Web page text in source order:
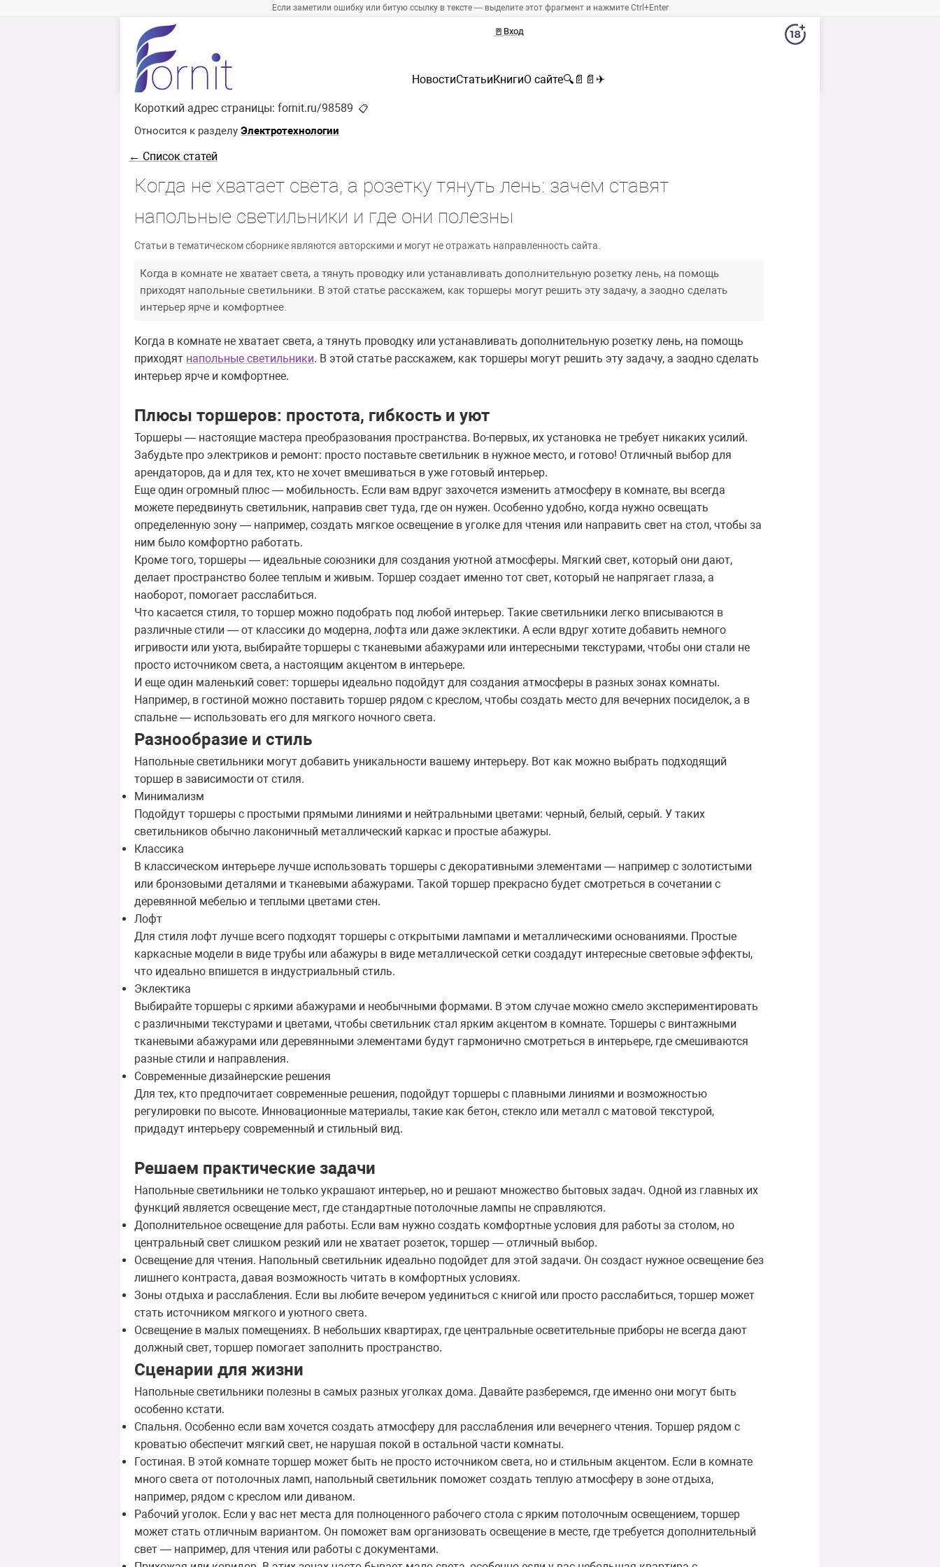
Если заметили ошибку или битую ссылку в тексте — выделите этот фрагмент и нажмите Ctrl+Enter
🚪 Вход
НовостиСтатьиКнигиО сайте🔍 📄 📄 ✈
Короткий адрес страницы: fornit.ru/98589 📋
Относится к разделу Электротехнологии
← Список статей
Когда не хватает света, а розетку тянуть лень: зачем ставят
напольные светильники и где они полезны
Статьи в тематическом сборнике являются авторскими и могут не отражать направленность сайта.
Когда в комнате не хватает света, а тянуть проводку или устанавливать дополнительную розетку лень, на помощь
приходят напольные светильники. В этой статье расскажем, как торшеры могут решить эту задачу, а заодно сделать
интерьер ярче и комфортнее.
Когда в комнате не хватает света, а тянуть проводку или устанавливать дополнительную розетку лень, на помощь
приходят напольные светильники. В этой статье расскажем, как торшеры могут решить эту задачу, а заодно сделать
интерьер ярче и комфортнее.
Плюсы торшеров: простота, гибкость и уют
Торшеры — настоящие мастера преобразования пространства. Во-первых, их установка не требует никаких усилий.
Забудьте про электриков и ремонт: просто поставьте светильник в нужное место, и готово! Отличный выбор для
арендаторов, да и для тех, кто не хочет вмешиваться в уже готовый интерьер.
Еще один огромный плюс — мобильность. Если вам вдруг захочется изменить атмосферу в комнате, вы всегда
можете передвинуть светильник, направив свет туда, где он нужен. Особенно удобно, когда нужно освещать
определенную зону — например, создать мягкое освещение в уголке для чтения или направить свет на стол, чтобы за
ним было комфортно работать.
Кроме того, торшеры — идеальные союзники для создания уютной атмосферы. Мягкий свет, который они дают,
делает пространство более теплым и живым. Торшер создает именно тот свет, который не напрягает глаза, а
наоборот, помогает расслабиться.
Что касается стиля, то торшер можно подобрать под любой интерьер. Такие светильники легко вписываются в
различные стили — от классики до модерна, лофта или даже эклектики. А если вдруг хотите добавить немного
игривости или уюта, выбирайте торшеры с тканевыми абажурами или интересными текстурами, чтобы они стали не
просто источником света, а настоящим акцентом в интерьере.
И еще один маленький совет: торшеры идеально подойдут для создания атмосферы в разных зонах комнаты.
Например, в гостиной можно поставить торшер рядом с креслом, чтобы создать место для вечерних посиделок, а в
спальне — использовать его для мягкого ночного света.
Разнообразие и стиль
Напольные светильники могут добавить уникальности вашему интерьеру. Вот как можно выбрать подходящий
торшер в зависимости от стиля.
Минимализм
Подойдут торшеры с простыми прямыми линиями и нейтральными цветами: черный, белый, серый. У таких
светильников обычно лаконичный металлический каркас и простые абажуры.
Классика
В классическом интерьере лучше использовать торшеры с декоративными элементами — например с золотистыми
или бронзовыми деталями и тканевыми абажурами. Такой торшер прекрасно будет смотреться в сочетании с
деревянной мебелью и теплыми цветами стен.
Лофт
Для стиля лофт лучше всего подходят торшеры с открытыми лампами и металлическими основаниями. Простые
каркасные модели в виде трубы или абажуры в виде металлической сетки создадут интересные световые эффекты,
что идеально впишется в индустриальный стиль.
Эклектика
Выбирайте торшеры с яркими абажурами и необычными формами. В этом случае можно смело экспериментировать
с различными текстурами и цветами, чтобы светильник стал ярким акцентом в комнате. Торшеры с винтажными
тканевыми абажурами или деревянными элементами будут гармонично смотреться в интерьере, где смешиваются
разные стили и направления.
Современные дизайнерские решения
Для тех, кто предпочитает современные решения, подойдут торшеры с плавными линиями и возможностью
регулировки по высоте. Инновационные материалы, такие как бетон, стекло или металл с матовой текстурой,
придадут интерьеру современный и стильный вид.
Решаем практические задачи
Напольные светильники не только украшают интерьер, но и решают множество бытовых задач. Одной из главных их
функций является освещение мест, где стандартные потолочные лампы не справляются.
Дополнительное освещение для работы. Если вам нужно создать комфортные условия для работы за столом, но
центральный свет слишком резкий или не хватает розеток, торшер — отличный выбор.
Освещение для чтения. Напольный светильник идеально подойдет для этой задачи. Он создаст нужное освещение без
лишнего контраста, давая возможность читать в комфортных условиях.
Зоны отдыха и расслабления. Если вы любите вечером уединиться с книгой или просто расслабиться, торшер может
стать источником мягкого и уютного света.
Освещение в малых помещениях. В небольших квартирах, где центральные осветительные приборы не всегда дают
должный свет, торшер помогает заполнить пространство.
Сценарии для жизни
Напольные светильники полезны в самых разных уголках дома. Давайте разберемся, где именно они могут быть
особенно кстати.
Спальня. Особенно если вам хочется создать атмосферу для расслабления или вечернего чтения. Торшер рядом с
кроватью обеспечит мягкий свет, не нарушая покой в остальной части комнаты.
Гостиная. В этой комнате торшер может быть не просто источником света, но и стильным акцентом. Если в комнате
много света от потолочных ламп, напольный светильник поможет создать теплую атмосферу в зоне отдыха,
например, рядом с креслом или диваном.
Рабочий уголок. Если у вас нет места для полноценного рабочего стола с ярким потолочным освещением, торшер
может стать отличным вариантом. Он поможет вам организовать освещение в месте, где требуется дополнительный
свет — например, для чтения или работы с документами.